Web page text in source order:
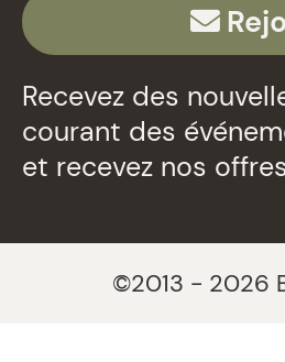
Recevez des
courant des
et recevez nos
©2013 - 2026